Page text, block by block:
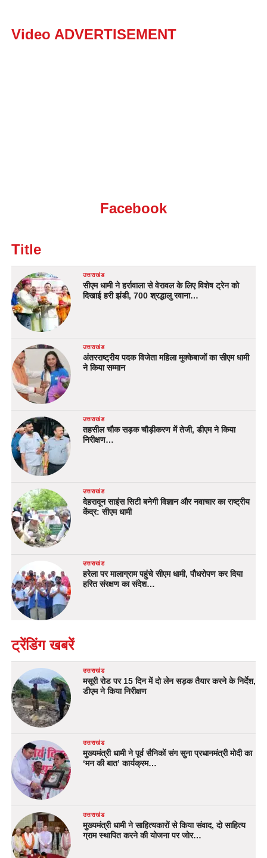
Video ADVERTISEMENT
Facebook
Title
उत्तराखंड
सीएम धामी ने हर्रावाला से वेरावल के लिए विशेष ट्रेन को
दिखाई हरी झंडी, 700 श्रद्धालु रवाना…
उत्तराखंड
अंतरराष्ट्रीय पदक विजेता महिला मुक्केबाजों का सीएम धामी
ने किया सम्मान
उत्तराखंड
तहसील चौक सड़क चौड़ीकरण में तेजी, डीएम ने किया
निरीक्षण…
उत्तराखंड
देहरादून साइंस सिटी बनेगी विज्ञान और नवाचार का राष्ट्रीय
केंद्र: सीएम धामी
उत्तराखंड
हरेला पर मालाग्राम पहुंचे सीएम धामी, पौधरोपण कर दिया
हरित संरक्षण का संदेश…
ट्रेंडिंग खबरें
उत्तराखंड
मसूरी रोड पर 15 दिन में दो लेन सड़क तैयार करने के निर्देश,
डीएम ने किया निरीक्षण
उत्तराखंड
मुख्यमंत्री धामी ने पूर्व सैनिकों संग सुना प्रधानमंत्री मोदी का
‘मन की बात’ कार्यक्रम…
उत्तराखंड
मुख्यमंत्री धामी ने साहित्यकारों से किया संवाद, दो साहित्य
ग्राम स्थापित करने की योजना पर जोर…